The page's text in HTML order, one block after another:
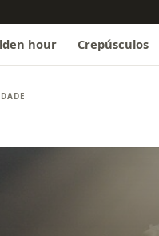
hour Crepúsculos